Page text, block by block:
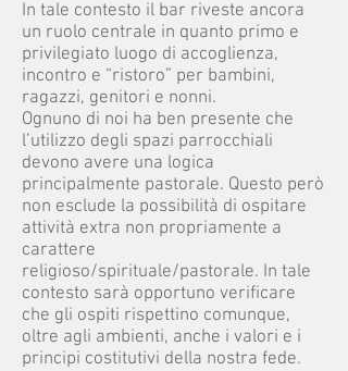
In tale contesto il bar riveste ancora
un ruolo centrale in quanto primo e
privilegiato luogo di accoglienza,
incontro e “ristoro” per bambini,
ragazzi, genitori e nonni.
Ognuno di noi ha ben presente che
l’utilizzo degli spazi parrocchiali
devono avere una logica
principalmente pastorale. Questo però
non esclude la possibilità di ospitare
attività extra non propriamente a
carattere
religioso/spirituale/pastorale. In tale
contesto sarà opportuno verificare
che gli ospiti rispettino comunque,
oltre agli ambienti, anche i valori e i
principi costitutivi della nostra fede.